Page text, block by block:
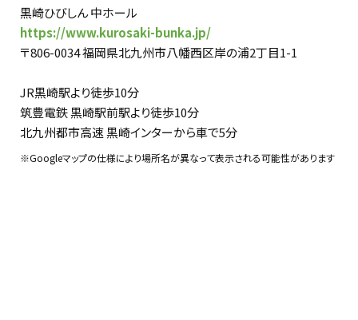
黒崎ひびしん 中ホール
https://www.kurosaki-bunka.jp/
〒806-0034 福岡県北九州市八幡西区岸の浦2丁目1-1
JR黒崎駅より徒歩10分
筑豊電鉄 黒崎駅前駅より徒歩10分
北九州都市高速 黒崎インターから車で5分
※Googleマップの仕様により場所名が異なって表示される可能性があります